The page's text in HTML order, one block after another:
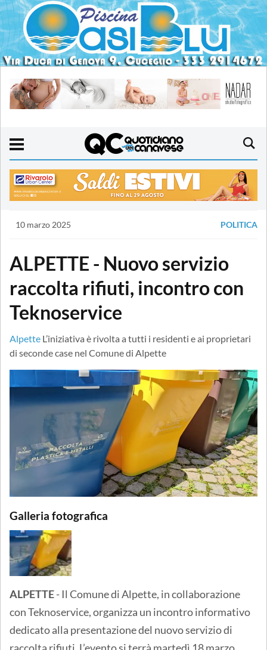
10 marzo 2025 POLITICA
ALPETTE - Nuovo servizio
raccolta rifiuti, incontro con
Teknoservice
Alpette L’iniziativa è rivolta a tutti i residenti e ai proprietari
di seconde case nel Comune di Alpette
Galleria fotografica
ALPETTE- Il Comune di Alpette, in collaborazione
con Teknoservice, organizza un incontro informativo
dedicato alla presentazione del nuovo servizio di